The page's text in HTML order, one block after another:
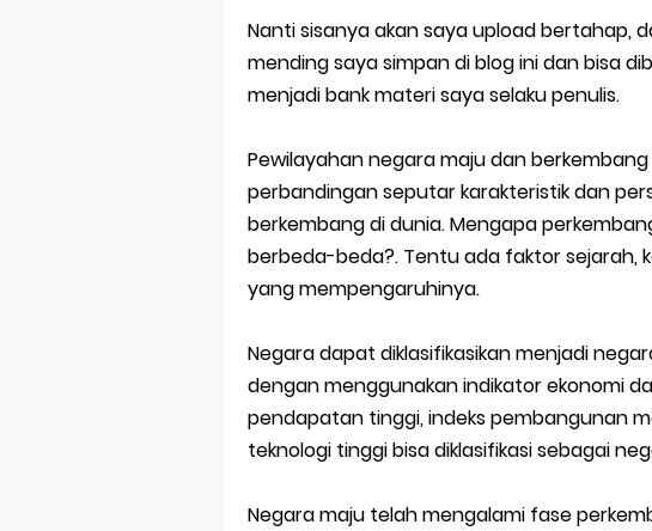
Nanti sisanya akan saya upload bertahap,
mending saya simpan di blog ini dan bisa
menjadi bank materi saya selaku penulis.
Pewilayahan negara maju dan
perbandingan seputar karakteristik dan
berkembang di dunia. Mengapa
berbeda-beda?. Tentu ada faktor sejarah,
yang mempengaruhinya.
Negara dapat diklasifikasikan menjadi
dengan menggunakan indikator ekonomi
pendapatan tinggi, indeks pembangunan
teknologi tinggi bisa diklasifikasi sebagai
Negara maju telah mengalami fase